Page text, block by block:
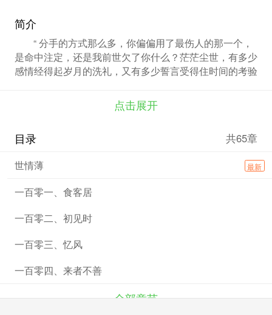
简介
“ 分手的方式那么多，你偏偏用了最伤人的那一个，
是命中注定，还是我前世欠了你什么？茫茫尘世，有多少
感情经得起岁月的洗礼，又有多少誓言受得住时间的考验
地成为了仇敌，一个人将如何面对这突如其来的转折？擦
干眼泪，抬起头，天边依旧云淡风轻。也许，离开才是最
的面貌站在你们面前。今日的痛苦会成为我坚强的理由，
迁，仇怨不减。岁月磨去了我曾经的天真和纯洁，也让我
太晚太晚，若是早那么一点，在我可以选择时，让我把给
他的那些爱全都给你，那该有多好。”
点击展开
目录 共65章
世情薄 最新
一百零一、食客居
一百零二、初见时
一百零三、忆风
一百零四、来者不善
全部章节